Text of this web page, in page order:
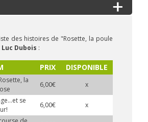
des histoires de "Rosette, la poule
Luc Dubois :
PRIX DISPONIBLE
la
6,00€
x
se
6,00€
x